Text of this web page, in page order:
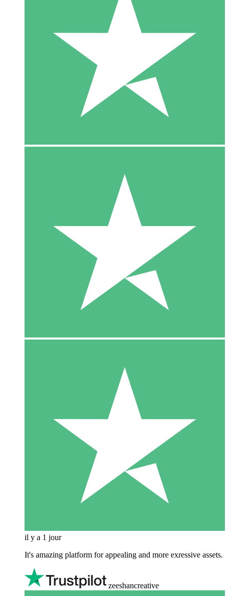
il y a 1 jour
It's amazing platform for appealing and more exressive assets.
zeeshancreative